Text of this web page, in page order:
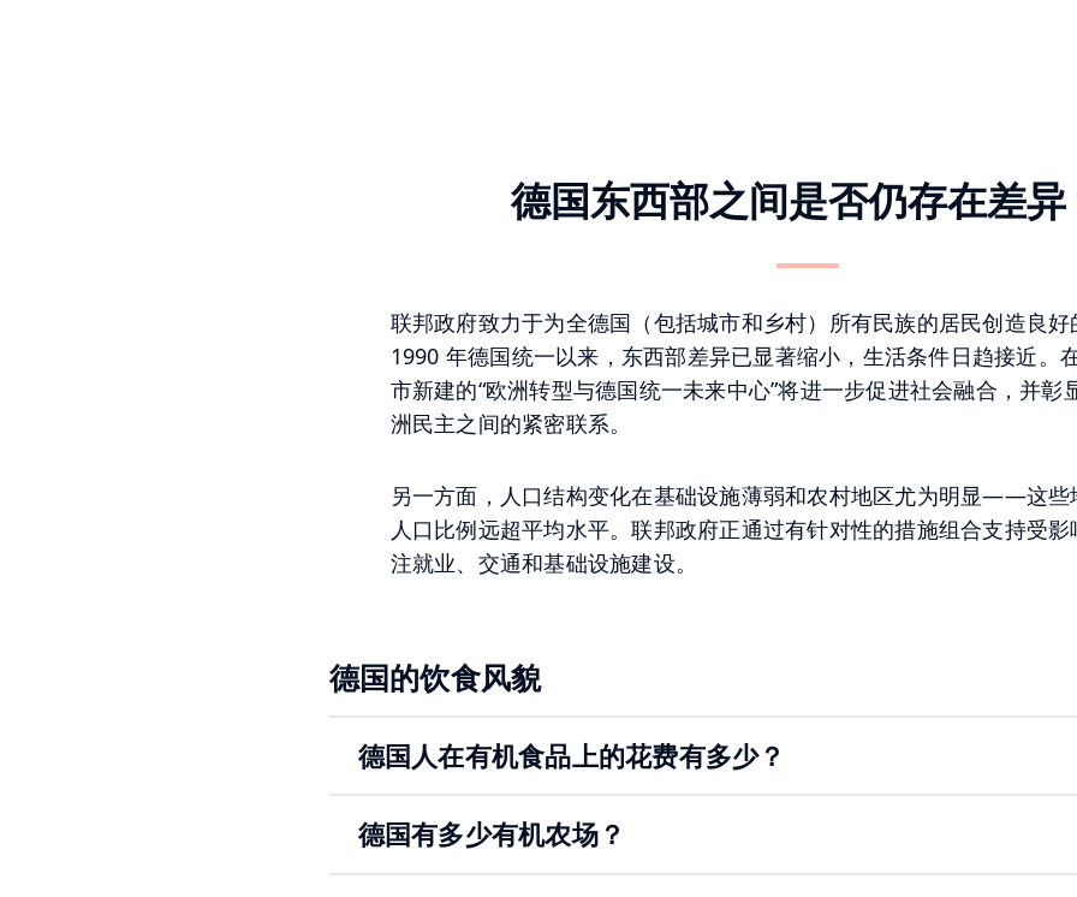
德国东西部之间是否仍存在差异
联邦政府致力于为全德国（包括城市和乡村）所有民族的居民创造良好
1990 年德国统一以来，东西部差异已显著缩小，生活条件日趋接近。
市新建的“欧洲转型与德国统一未来中心”将进一步促进社会融合，并彰
洲民主之间的紧密联系。
另一方面，人口结构变化在基础设施薄弱和农村地区尤为明显——这些
人口比例远超平均水平。联邦政府正通过有针对性的措施组合支持受
注就业、交通和基础设施建设。
德国的饮食风貌
德国人在有机食品上的花费有多少？
德国有多少有机农场？